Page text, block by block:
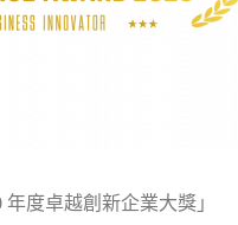
年度卓越創新企業大獎」